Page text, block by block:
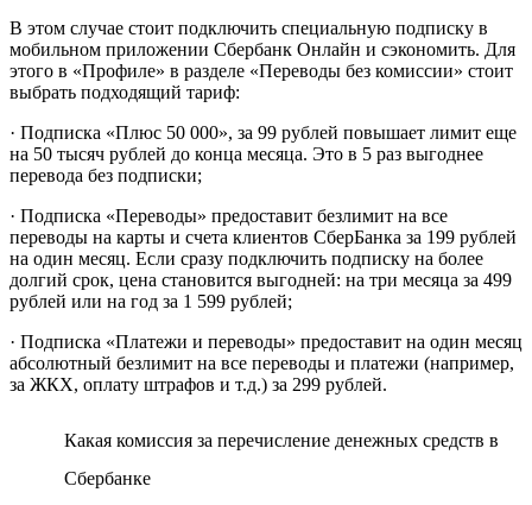
В этом случае стоит подключить специальную подписку в
мобильном приложении Сбербанк Онлайн и сэкономить. Для
этого в «Профиле» в разделе «Переводы без комиссии» стоит
выбрать подходящий тариф:
· Подписка «Плюс 50 000», за 99 рублей повышает лимит еще
на 50 тысяч рублей до конца месяца. Это в 5 раз выгоднее
перевода без подписки;
· Подписка «Переводы» предоставит безлимит на все
переводы на карты и счета клиентов СберБанка за 199 рублей
на один месяц. Если сразу подключить подписку на более
долгий срок, цена становится выгодней: на три месяца за 499
рублей или на год за 1 599 рублей;
· Подписка «Платежи и переводы» предоставит на один месяц
абсолютный безлимит на все переводы и платежи (например,
за ЖКХ, оплату штрафов и т.д.) за 299 рублей.
Какая комиссия за перечисление денежных средств в
Сбербанке